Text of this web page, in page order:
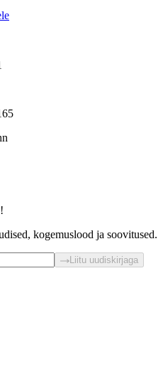
kogemuslood ja soovitused.
Liitu uudiskirjaga